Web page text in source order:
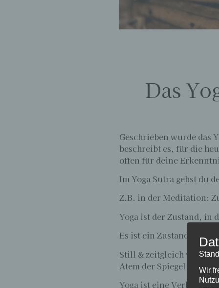
Das
Geschrieben wurde das
beschreibt es, für die
offen für deine
Im Yoga Sutra gehst du
Z.B. in der Meditation:
Yoga ist der Zustand, in
Es ist ein Zustand, in
Still & zeitgleich wach.
Atem der Spiegel
Yoga ist eine
Wir